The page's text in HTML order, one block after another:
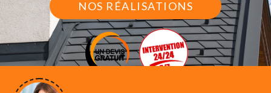
NOS RÉALISATIONS